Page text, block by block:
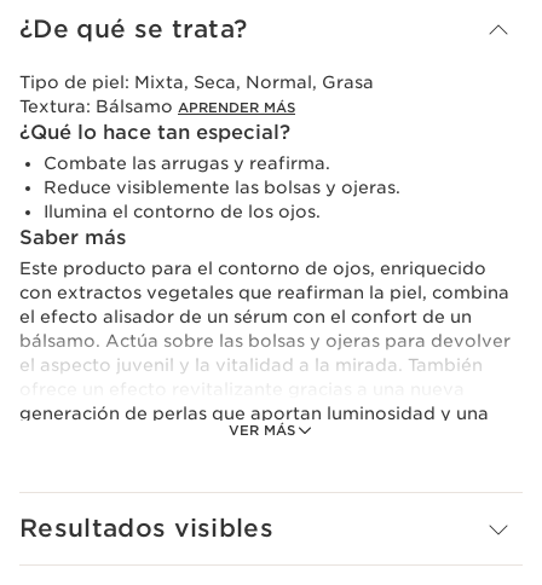
¿De qué se trata?
VER MÁS
Tipo de piel: Mixta, Seca, Normal, Grasa
Textura: Bálsamo APRENDER MÁS
¿Qué lo hace tan especial?
Combate las arrugas y reafirma.
Reduce visiblemente las bolsas y ojeras.
Ilumina el contorno de los ojos.
Saber más
Este producto para el contorno de ojos, enriquecido
con extractos vegetales que reafirman la piel, combina
el efecto alisador de un sérum con el confort de un
bálsamo. Actúa sobre las bolsas y ojeras para devolver
el aspecto juvenil y la vitalidad a la mirada. También
generación de perlas que aportan luminosidad y una
textura alisadora. Tiene un discreto aroma a rosa y
Resultados visibles